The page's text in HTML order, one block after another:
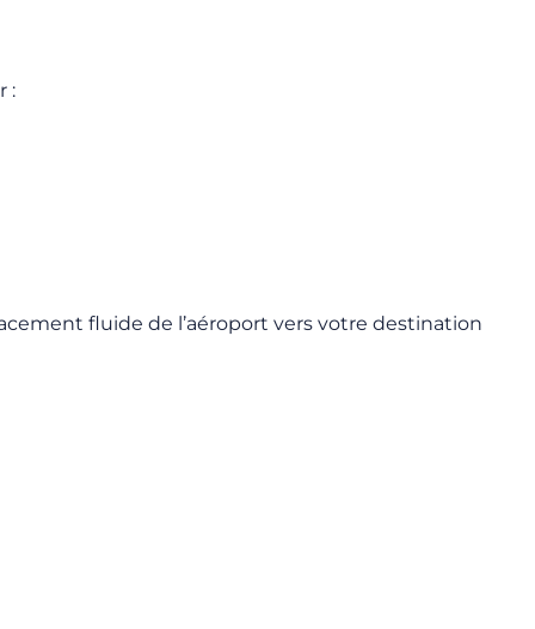
:
fluide de l’aéroport vers votre destination